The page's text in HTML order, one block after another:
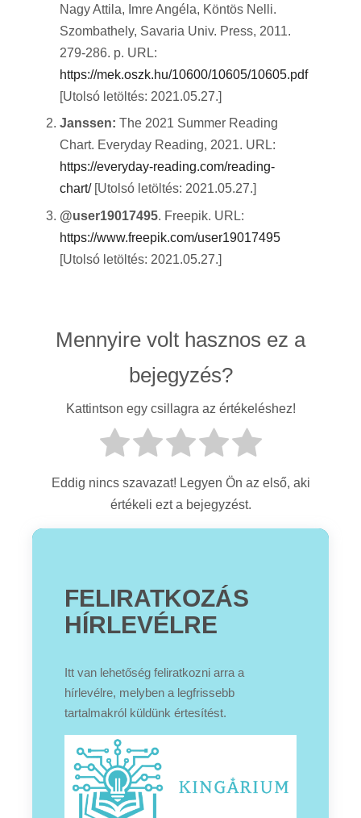
Nagy Attila, Imre Angéla, Köntös Nelli.
Szombathely, Savaria Univ. Press, 2011.
279-286. p. URL:
https://mek.oszk.hu/10600/10605/10605.pdf
[Utolsó letöltés: 2021.05.27.]
Janssen: The 2021 Summer Reading
Chart. Everyday Reading, 2021. URL:
https://everyday-reading.com/reading-
chart/[Utolsó letöltés: 2021.05.27.]
@user19017495. Freepik. URL:
https://www.freepik.com/user19017495
[Utolsó letöltés: 2021.05.27.]
Mennyire volt hasznos ez a
bejegyzés?
Kattintson egy csillagra az értékeléshez!
Eddig nincs szavazat! Legyen Ön az első, aki
értékeli ezt a bejegyzést.
FELIRATKOZÁS
HÍRLEVÉLRE
Itt van lehetőség feliratkozni arra a
hírlevélre, melyben a legfrissebb
tartalmakról küldünk értesítést.